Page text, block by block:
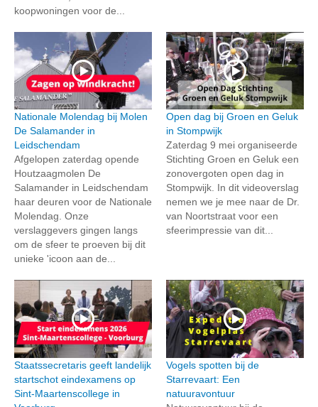
koopwoningen voor de...
Nationale Molendag bij Molen
De Salamander in
Leidschendam
Afgelopen zaterdag opende
Houtzaagmolen De
Salamander in Leidschendam
haar deuren voor de Nationale
Molendag. Onze
verslaggevers gingen langs
om de sfeer te proeven bij dit
unieke 'icoon aan de...
Open dag bij Groen en Geluk
in Stompwijk
Zaterdag 9 mei organiseerde
Stichting Groen en Geluk een
zonovergoten open dag in
Stompwijk. In dit videoverslag
nemen we je mee naar de Dr.
van Noortstraat voor een
sfeerimpressie van dit...
Staatssecretaris geeft landelijk
startschot eindexamens op
Sint-Maartenscollege in
Vogels spotten bij de
Starrevaart: Een
natuuravontuur